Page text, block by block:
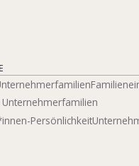
Persönlichkeit